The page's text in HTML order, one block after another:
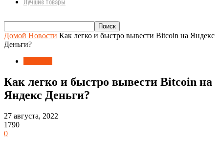
Домой Новости Как легко и быстро вывести Bitcoin на Яндекс
Деньги?
Как легко и быстро вывести Bitcoin на
Яндекс Деньги?
27 августа, 2022
1790
0